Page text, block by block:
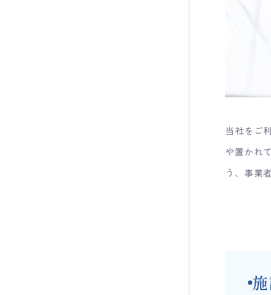
当社をご
や置かれ
う、事業